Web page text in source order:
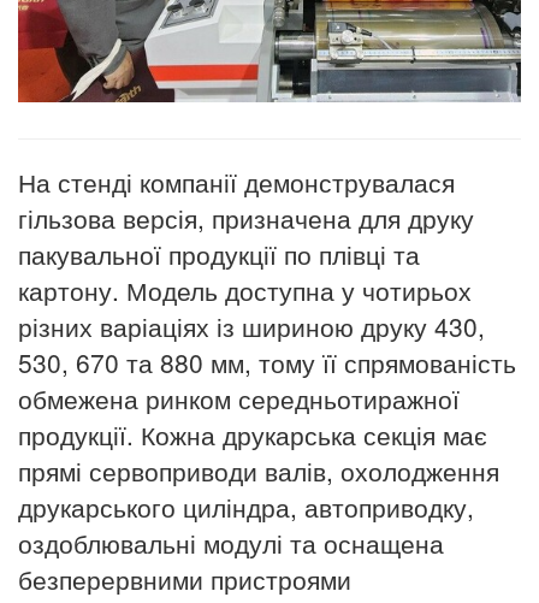
На стенді компанії демонструвалася
гільзова версія, призначена для друку
пакувальної продукції по плівці та
картону. Модель доступна у чотирьох
різних варіаціях із шириною друку 430,
530, 670 та 880 мм, тому її спрямованість
обмежена ринком середньотиражної
продукції. Кожна друкарська секція має
прямі сервоприводи валів, охолодження
друкарського циліндра, автоприводку,
оздоблювальні модулі та оснащена
безперервними пристроями